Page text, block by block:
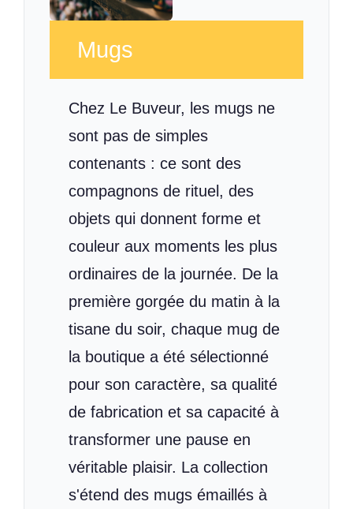
Mugs
Chez Le Buveur, les mugs ne
sont pas de simples
contenants : ce sont des
compagnons de rituel, des
objets qui donnent forme et
couleur aux moments les plus
ordinaires de la journée. De la
première gorgée du matin à la
tisane du soir, chaque mug de
la boutique a été sélectionné
pour son caractère, sa qualité
de fabrication et sa capacité à
transformer une pause en
véritable plaisir. La collection
s'étend des mugs émaillés à